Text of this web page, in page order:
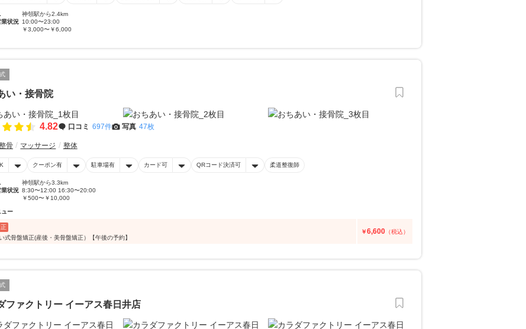
神領駅から2.4km
業状況 10:00〜23:00
￥3,000〜￥6,000
い・接骨院
4.82 口コミ 697件 写真 47枚
骨 マッサージ 整体
クーポン有 駐車場有 カード可 QRコード決済可 柔道整復師
神領駅から3.3km
業状況 8:30〜12:00 16:30〜20:00
￥500〜￥10,000
ュー
式骨盤矯正(産後・美骨盤矯正）【午後の予約】
￥6,600 （税込）
ファクトリー イーアス春日井店